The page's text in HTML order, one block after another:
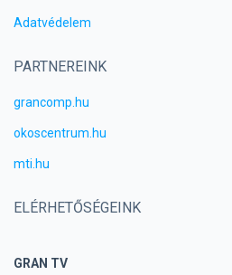
Adatvédelem
PARTNEREINK
grancomp.hu
okoscentrum.hu
mti.hu
ELÉRHETŐSÉGEINK
GRAN TV